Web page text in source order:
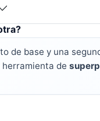
de base y una
de